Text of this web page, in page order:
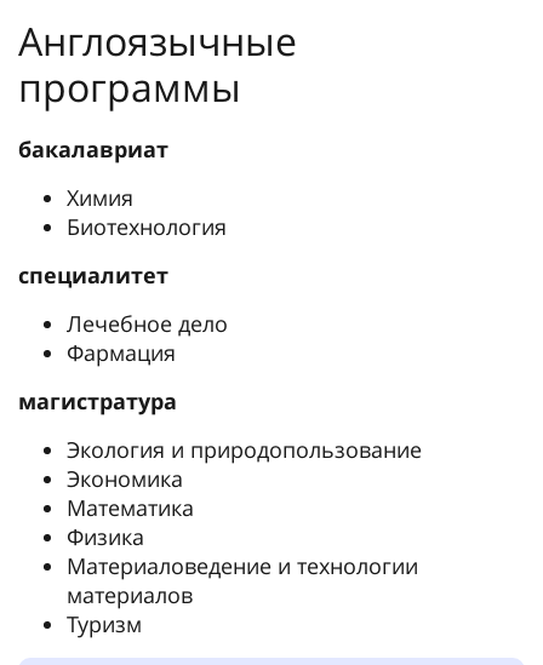
Англоязычные
программы
бакалавриат
Химия
Биотехнология
специалитет
Лечебное дело
Фармация
магистратура
Экология и природопользование
Экономика
Математика
Физика
Материаловедение и технологии
материалов
Туризм